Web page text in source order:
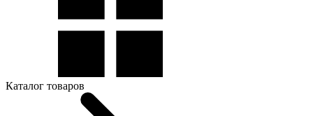
Каталог товаров